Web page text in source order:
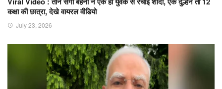
कक्षा की छात्रा, देखे वायरल वीडियो
July 23, 2026